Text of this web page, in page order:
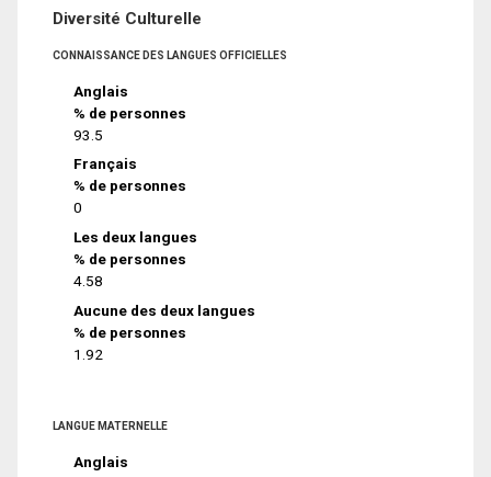
Diversité Culturelle
CONNAISSANCE DES LANGUES OFFICIELLES
Anglais
% de personnes
93.5
Français
% de personnes
0
Les deux langues
% de personnes
4.58
Aucune des deux langues
% de personnes
1.92
LANGUE MATERNELLE
Anglais